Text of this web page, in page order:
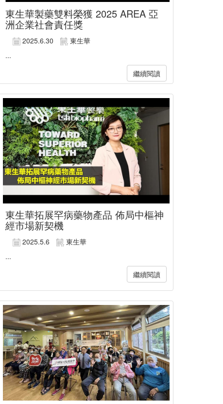
東生華製藥雙料榮獲 2025 AREA 亞
洲企業社會責任獎
2025.6.30
東生華
...
繼續閱讀
東生華拓展罕病藥物產品 佈局中樞神
經市場新契機
2025.5.6
東生華
...
繼續閱讀